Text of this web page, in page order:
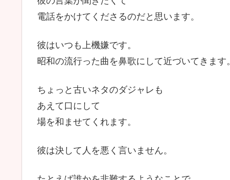
電話をかけてくださるのだと思います。
彼はいつも上機嫌です。
昭和の流行った曲を鼻歌にして近づいてきます。
ちょっと古いネタのダジャレも
あえて口にして
場を和ませてくれます。
彼は決して人を悪く言いません。